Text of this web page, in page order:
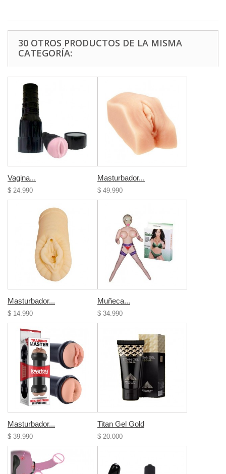
30 OTROS PRODUCTOS DE LA MISMA
CATEGORÍA:
Vagina...
$ 24.990
Masturbador...
$ 49.990
Masturbador...
$ 14.990
Muñeca...
$ 34.990
Masturbador...
$ 39.990
Titan Gel Gold
$ 20.000